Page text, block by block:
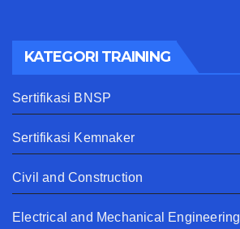
KATEGORI TRAINING
Sertifikasi BNSP
Sertifikasi Kemnaker
Civil and Construction
Electrical and Mechanical Engineering